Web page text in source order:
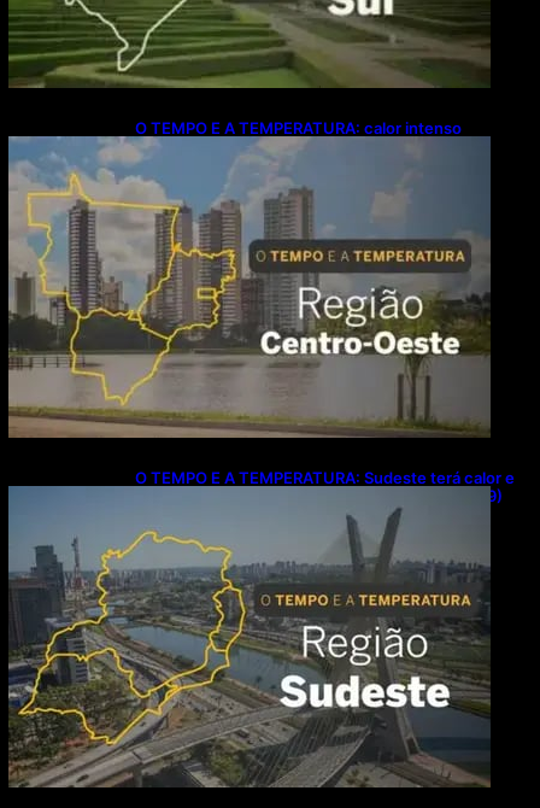
O TEMPO E A TEMPERATURA: calor intenso
predomina no Centro-Oeste neste domingo (9)
O TEMPO E A TEMPERATURA: Sudeste terá calor e
possibilidade de chuva isolada neste domingo (9)